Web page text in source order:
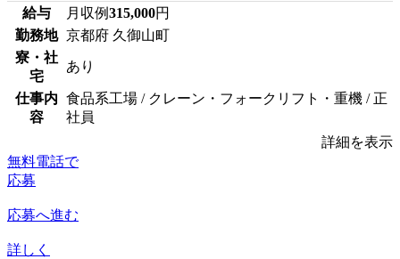
給与 月収例315,000円
勤務地 京都府 久御山町
寮・社
宅
あり
仕事内
容
食品系工場 / クレーン・フォークリフト・重機 / 正
社員
詳細を表示
無料電話で
応募
応募へ進む
詳しく